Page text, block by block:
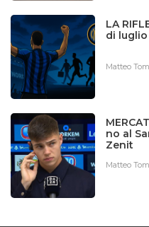
LA
di
Matteo
no al
Zenit
Matteo